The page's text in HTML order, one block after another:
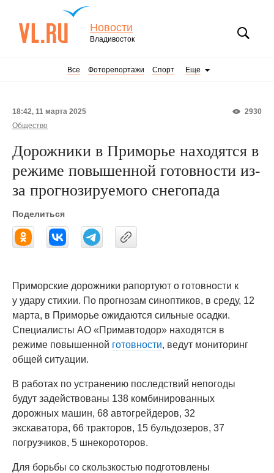
Новости
Владивосток
Все Фоторепортажи Спорт Еще
2930
18:42, 11 марта 2025
Общество
Дорожники в Приморье находятся в
режиме повышенной готовности из-
за прогнозируемого снегопада
Поделиться
Приморские дорожники рапортуют о готовности к
у удару стихии. По прогнозам синоптиков, в среду, 12
марта, в Приморье ожидаются сильные осадки.
Специалисты АО «Примавтодор» находятся в
режиме повышенной готовности, ведут мониторинг
общей ситуации.
В работах по устранению последствий непогоды
будут задействованы 138 комбинированных
дорожных машин, 68 автогрейдеров, 32
экскаватора, 66 тракторов, 15 бульдозеров, 37
погрузчиков, 5 шнекороторов.
Для борьбы со скользкостью подготовлены